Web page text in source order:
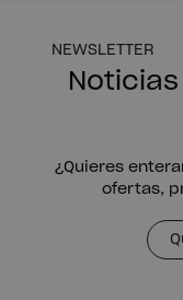
NEWSLETTER
¿Quieres
ofertas,